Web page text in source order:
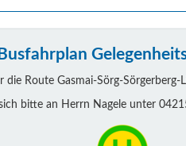
Busfahrplan
die Route Gasmai-Sörg-Sörgerberg-
bitte an Herrn Nagele unter